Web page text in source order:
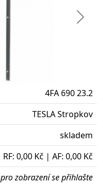
Další
4FA 690 23.2
TESLA Stropkov
skladem
RF: 0,00 Kč | AF: 0,00 Kč
pro zobrazení se přihlašte